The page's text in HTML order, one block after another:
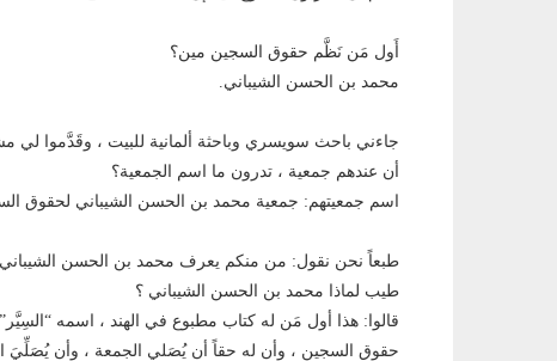
أَول مَن نَظَّم حقوق السجين مين؟
محمد بن الحسن الشيباني.
جاءني باحث سويسري وباحثة ألمانية للبيت ، وقَدَّموا
أن عندهم جمعية ، تدرون ما اسم الجمعية؟
اسم جمعيتهم: جمعية محمد بن الحسن الشيباني لحقوق
طبعاً نحن نقول: من منكم يعرف محمد بن الحسن
طيب لماذا محمد بن الحسن الشيباني ؟
قالوا: هذا أول مَن له كتاب مطبوع في الهند ، اسمه
حقوق السجين ، وأن له حقاً أن يُصَلي الجمعة ، وأن يُصَلِّيَ